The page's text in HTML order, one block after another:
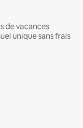
de vacances
unique sans frais